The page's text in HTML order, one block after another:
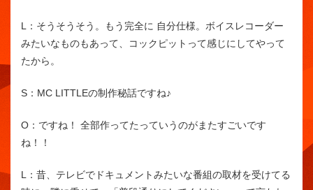
L： そうそうそう。もう完全に 自分仕様。ボイスレコーダー
みたいなものもあって、コックピットって感じにしてやって
たから。
S： MC LITTLEの制作秘話ですね♪
O： ですね！ 全部作ってたっていうのがまたすごいです
ね！！
L： 昔、テレビでドキュメントみたいな番組の取材を受けてる